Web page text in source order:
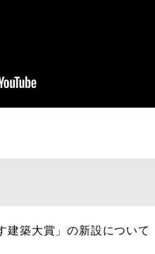
建築大賞」の新設について